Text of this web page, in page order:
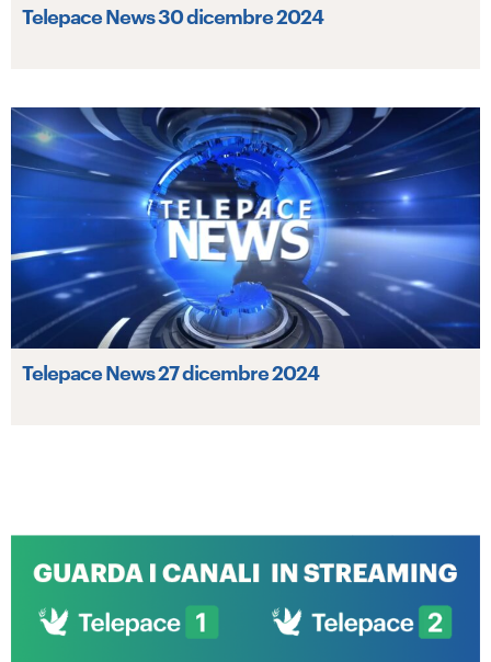
Telepace News 30 dicembre 2024
Telepace News 27 dicembre 2024